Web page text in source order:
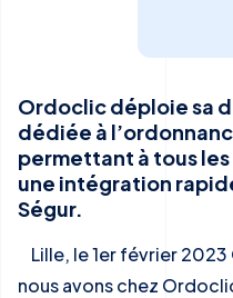
Ordoclic déploie sa
dédiée à
permettant à tous
une intégration
Ségur.
Lille, le 1er février 2023
nous avons chez